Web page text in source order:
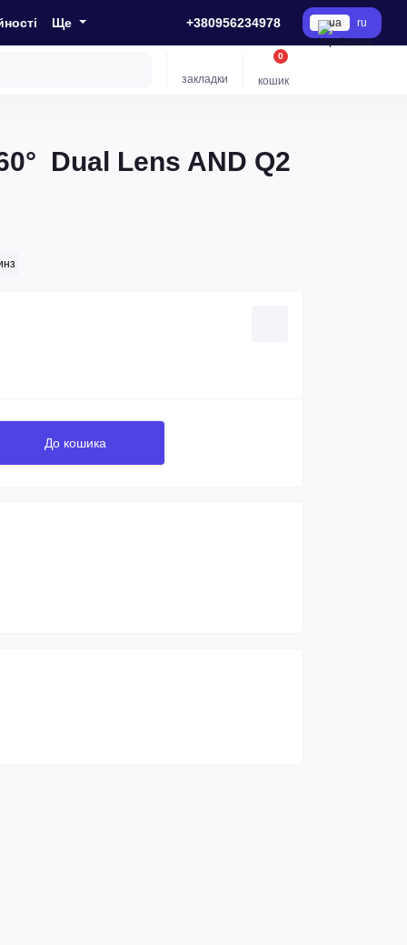
Ще +380956234978 ua ru
закладки кошик
0
Dual Lens AND Q2
До кошика